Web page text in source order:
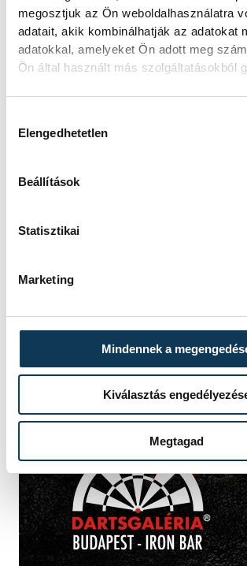
megosztjuk az Ön weboldalhasználatra
adatait, akik kombinálhatják az adatokat
adatokkal, amelyeket Ön adott meg
Ön által használt más szolgáltatásokból
Elengedhetetlen
Beállítások
Statisztikai
Marketing
Mindennek a
Kiválasztás
Megtagad